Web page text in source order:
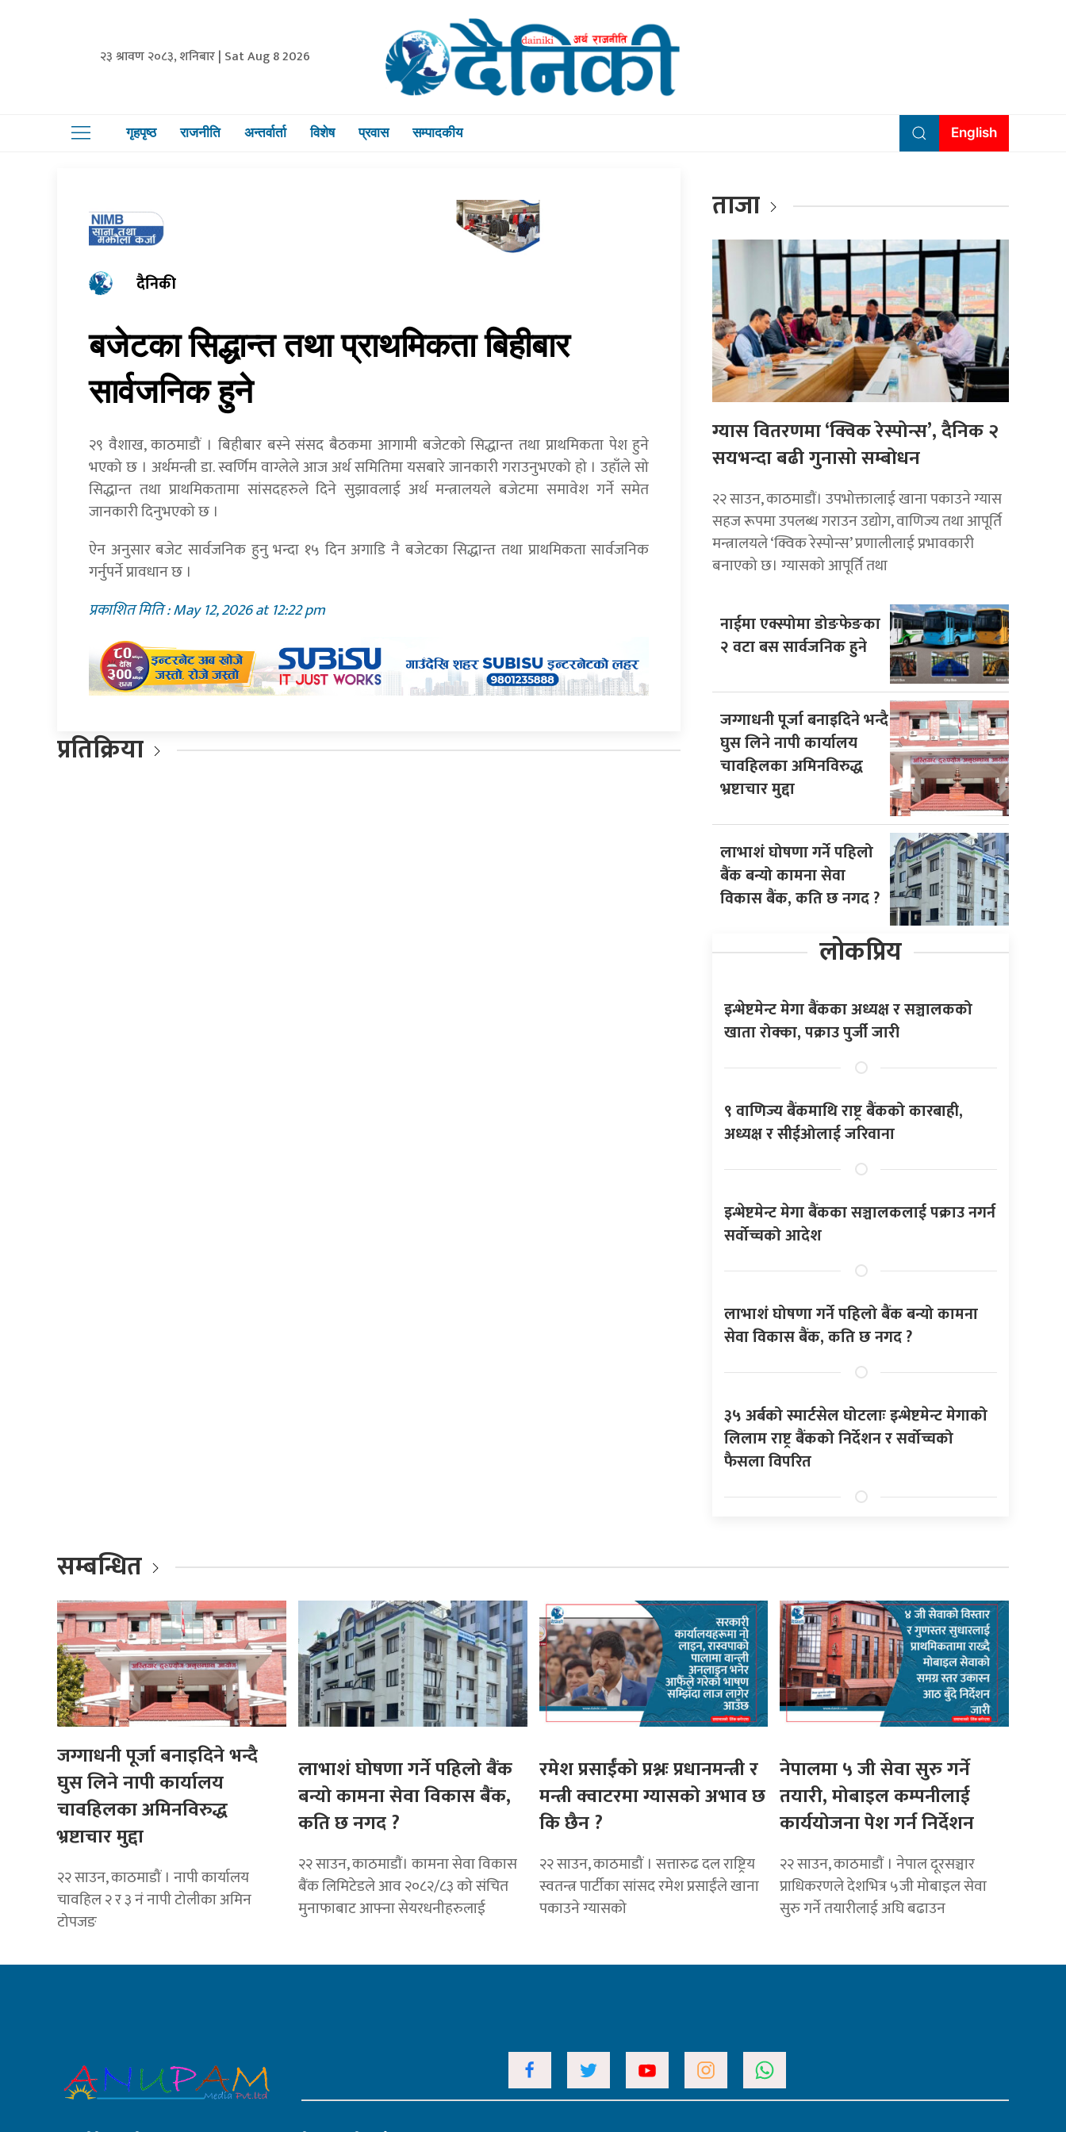
२३ श्रावण २०८३, शनिबार | Sat Aug 8 2026
गृहपृष्ठ राजनीति अन्तर्वार्ता विशेष प्रवास सम्पादकीय English
दैनिकी
बजेटका सिद्धान्त तथा प्राथमिकता बिहीबार
सार्वजनिक हुने
२९ वैशाख, काठमाडौं । बिहीबार बस्ने संसद बैठकमा आगामी बजेटको सिद्धान्त तथा प्राथमिकता पेश हुने
भएको छ । अर्थमन्त्री डा. स्वर्णिम वाग्लेले आज अर्थ समितिमा यसबारे जानकारी गराउनुभएको हो । उहाँले सो
सिद्धान्त तथा प्राथमिकतामा सांसदहरुले दिने सुझावलाई अर्थ मन्त्रालयले बजेटमा समावेश गर्ने समेत
जानकारी दिनुभएको छ ।
ऐन अनुसार बजेट सार्वजनिक हुनु भन्दा १५ दिन अगाडि नै बजेटका सिद्धान्त तथा प्राथमिकता सार्वजनिक
गर्नुपर्ने प्रावधान छ ।
प्रकाशित मिति : May 12, 2026 at 12:22 pm
प्रतिक्रिया
ताजा
ग्यास वितरणमा ‘क्विक रेस्पोन्स’, दैनिक २
सयभन्दा बढी गुनासो सम्बोधन
२२ साउन, काठमाडाैं। उपभोक्तालाई खाना पकाउने ग्यास
सहज रूपमा उपलब्ध गराउन उद्योग, वाणिज्य तथा आपूर्ति
मन्त्रालयले ‘क्विक रेस्पोन्स’ प्रणालीलाई प्रभावकारी
बनाएको छ। ग्यासको आपूर्ति तथा
नाईमा एक्स्पोमा डोङफेङका
२ वटा बस सार्वजनिक हुने
जग्गाधनी पूर्जा बनाइदिने भन्दै
घुस लिने नापी कार्यालय
चावहिलका अमिनविरुद्ध
भ्रष्टाचार मुद्दा
लाभाशं घोषणा गर्ने पहिलो
बैंक बन्यो कामना सेवा
विकास बैंक, कति छ नगद ?
लोकप्रिय
इन्भेष्टमेन्ट मेगा बैंकका अध्यक्ष र सञ्चालकको
खाता रोक्का, पक्राउ पुर्जी जारी
९ वाणिज्य बैंकमाथि राष्ट्र बैंकको कारबाही,
अध्यक्ष र सीईओलाई जरिवाना
इन्भेष्टमेन्ट मेगा बैंकका सञ्चालकलाई पक्राउ नगर्न
सर्वोच्चको आदेश
लाभाशं घोषणा गर्ने पहिलो बैंक बन्यो कामना
सेवा विकास बैंक, कति छ नगद ?
३५ अर्बको स्मार्टसेल घोटलाः इन्भेष्टमेन्ट मेगाको
लिलाम राष्ट्र बैंकको निर्देशन र सर्वोच्चको
फैसला विपरित
सम्बन्धित
जग्गाधनी पूर्जा बनाइदिने भन्दै
घुस लिने नापी कार्यालय
चावहिलका अमिनविरुद्ध
भ्रष्टाचार मुद्दा
२२ साउन, काठमाडौं । नापी कार्यालय
चावहिल २ र ३ नं नापी टोलीका अमिन
टोपजङ
लाभाशं घोषणा गर्ने पहिलो बैंक
बन्यो कामना सेवा विकास बैंक,
कति छ नगद ?
२२ साउन, काठमाडाैं। कामना सेवा विकास
बैंक लिमिटेडले आव २०८२/८३ को संचित
मुनाफाबाट आफ्ना सेयरधनीहरुलाई
रमेश प्रसाईंको प्रश्नः प्रधानमन्त्री र
मन्त्री क्वाटरमा ग्यासको अभाव छ
कि छैन ?
२२ साउन, काठमाडौं । सत्तारुढ दल राष्ट्रिय
स्वतन्त्र पार्टीका सांसद रमेश प्रसाईंले खाना
पकाउने ग्यासको
नेपालमा ५ जी सेवा सुरु गर्ने
तयारी, मोबाइल कम्पनीलाई
कार्ययोजना पेश गर्न निर्देशन
२२ साउन, काठमाडाैं । नेपाल दूरसञ्चार
प्राधिकरणले देशभित्र ५जी मोबाइल सेवा
सुरु गर्ने तयारीलाई अघि बढाउन